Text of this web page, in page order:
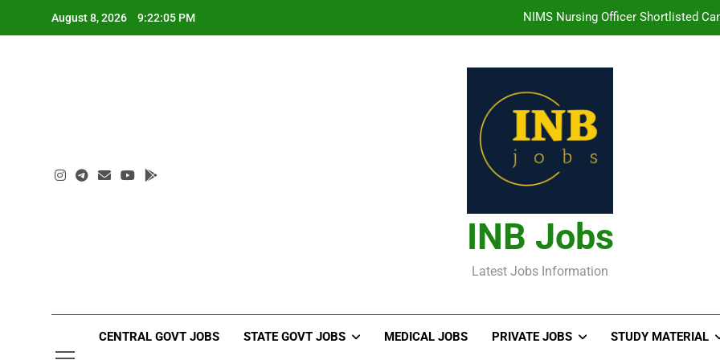
August 8, 2026 9:22:06 PM తిరుమల తిరుపతి దేవస్థానం సంస్థలో
NIMS Nursing Officer Shortlisted
తిరుమల తిరుపతి దేవస్థానం సంస్థలో ఉద్యోగాలు
INB Jobs
Latest Jobs Information
CENTRAL GOVT JOBS STATE GOVT JOBS MEDICAL JOBS PRIVATE JOBS STUDY MATERIAL